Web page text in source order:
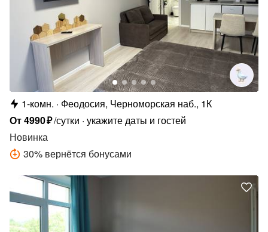
1-комн.
Феодосия, Черноморская наб., 1К
От4990₽/сутки укажите даты и гостей
Новинка
30% вернётся бонусами